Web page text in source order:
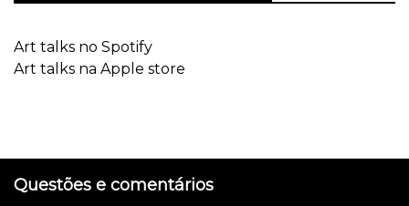
Art talks no Spotify
Art talks na Apple store
Questões e comentários